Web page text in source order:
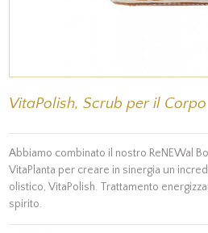
VitaPolish, Scrub per il Corpo
Abbiamo combinato il nostro ReNEWal
VitaPlanta per creare in sinergia un
olistico, VitaPolish. Trattamento
spirito.